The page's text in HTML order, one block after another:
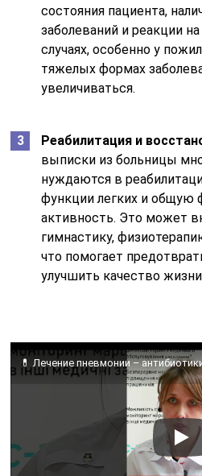
состояния пациента,
заболеваний и реакции
случаях, особенно у
тяжелых формах
увеличиваться.
Реабилитация и
выписки из больницы
нуждаются в
функции легких и общую
активность. Это может
гимнастику,
что помогает
улучшить качество